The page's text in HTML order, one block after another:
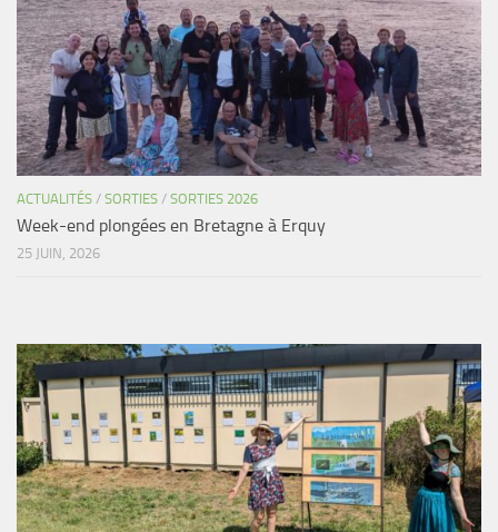
ACTUALITÉS / SORTIES / SORTIES 2026
Week-end plongées en Bretagne à Erquy
25 JUIN, 2026